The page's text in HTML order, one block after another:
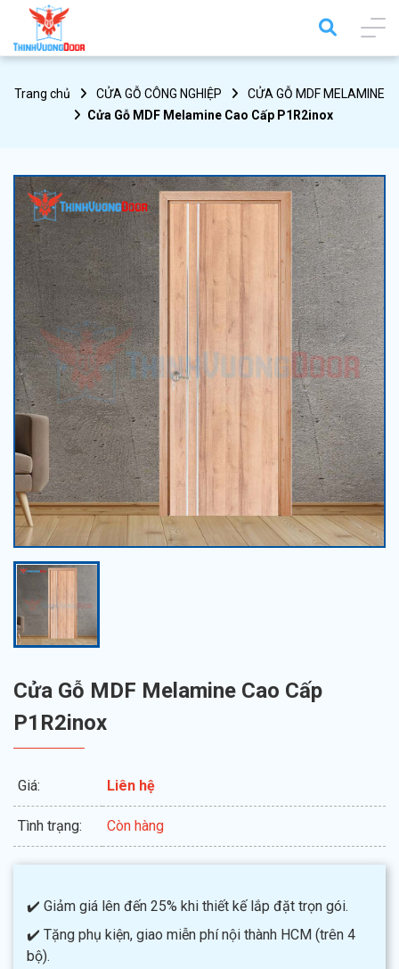
Trang chủ CỬA GỖ CÔNG NGHIỆP
CỬA GỖ MDF MELAMINE
Cửa Gỗ MDF Melamine Cao Cấp P1R2inox
Cửa Gỗ MDF Melamine Cao Cấp
P1R2inox
Giá: Liên hệ
Tình trạng: Còn hàng
✔️ Giảm giá lên đến 25% khi thiết kế lắp đặt trọn gói.
✔️ Tặng phụ kiện, giao miễn phí nội thành HCM (trên 4
bộ).